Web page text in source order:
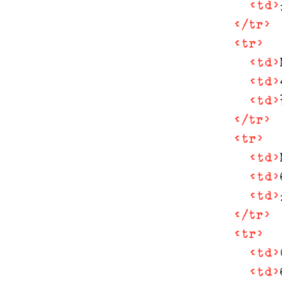
< td>
</tr>
< tr>
< td>
< td>
< td>
</tr>
< tr>
< td>
< td>
< td>
</tr>
< tr>
< td>
< td>